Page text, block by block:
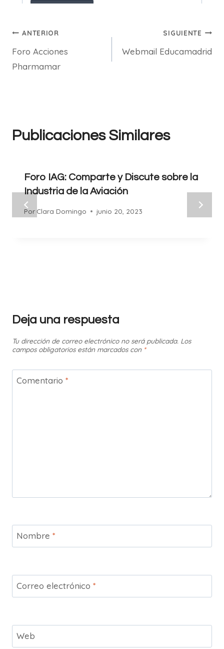
Navegación
de
ANTERIOR
Foro Acciones
Pharmamar
SIGUIENTE
Webmail Educamadrid
Publicaciones Similares
Foro IAG: Comparte y Discute sobre la
Industria de la Aviación
Por Clara Domingo junio 20, 2023
Deja una respuesta
Tu dirección de correo electrónico no será publicada. Los
campos obligatorios están marcados con *
Comentario *
Nombre *
Correo electrónico *
Web